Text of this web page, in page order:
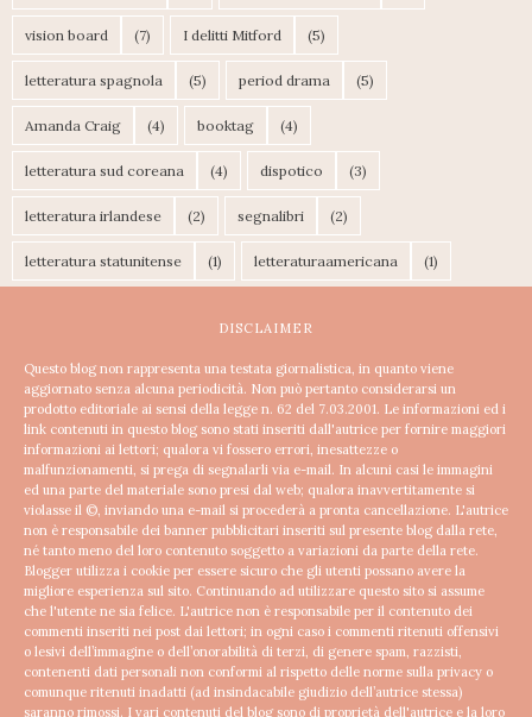
vision board (7) I delitti Mitford (5)
letteratura spagnola (5) period drama (5)
Amanda Craig (4) booktag (4)
letteratura sud coreana (4) dispotico (3)
letteratura irlandese (2) segnalibri (2)
letteratura statunitense (1) letteraturaamericana (1)
DISCLAIMER
Questo blog non rappresenta una testata giornalistica, in quanto viene
aggiornato senza alcuna periodicità. Non può pertanto considerarsi un
prodotto editoriale ai sensi della legge n. 62 del 7.03.2001. Le informazioni ed i
link contenuti in questo blog sono stati inseriti dall'autrice per fornire maggiori
informazioni ai lettori; qualora vi fossero errori, inesattezze o
malfunzionamenti, si prega di segnalarli via e-mail. In alcuni casi le immagini
ed una parte del materiale sono presi dal web; qualora inavvertitamente si
violasse il ©, inviando una e-mail si procederà a pronta cancellazione. L'autrice
non è responsabile dei banner pubblicitari inseriti sul presente blog dalla rete,
né tanto meno del loro contenuto soggetto a variazioni da parte della rete.
Blogger utilizza i cookie per essere sicuro che gli utenti possano avere la
migliore esperienza sul sito. Continuando ad utilizzare questo sito si assume
che l'utente ne sia felice. L'autrice non è responsabile per il contenuto dei
commenti inseriti nei post dai lettori; in ogni caso i commenti ritenuti offensivi
o lesivi dell’immagine o dell’onorabilità di terzi, di genere spam, razzisti,
contenenti dati personali non conformi al rispetto delle norme sulla privacy o
comunque ritenuti inadatti (ad insindacabile giudizio dell’autrice stessa)
saranno rimossi. I vari contenuti del blog sono di proprietà dell'autrice e la loro